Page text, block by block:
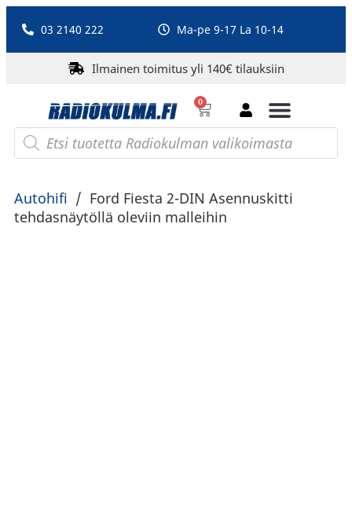
03 2140 222 Ma-pe 9-17 La 10-14
Ilmainen toimitus yli 140€ tilauksiin
0
Autohifi / Ford Fiesta 2-DIN Asennuskitti
tehdasnäytöllä oleviin malleihin